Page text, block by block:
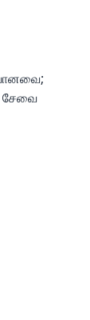
சேவை